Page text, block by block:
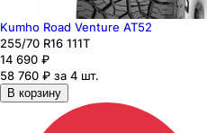
Kumho Road Venture AT52
255/70 R16 111T
14 690 ₽
58 760 ₽ за 4 шт.
В корзину